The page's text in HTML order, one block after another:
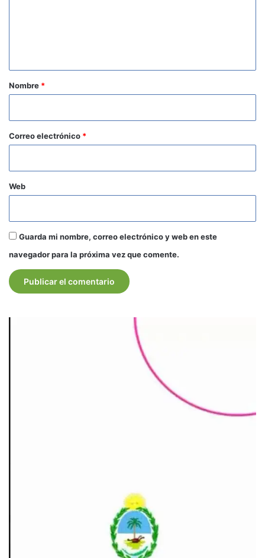
r
o
*
Nombre *
Correo electrónico *
Web
Guarda mi nombre, correo electrónico y web en este
navegador para la próxima vez que comente.